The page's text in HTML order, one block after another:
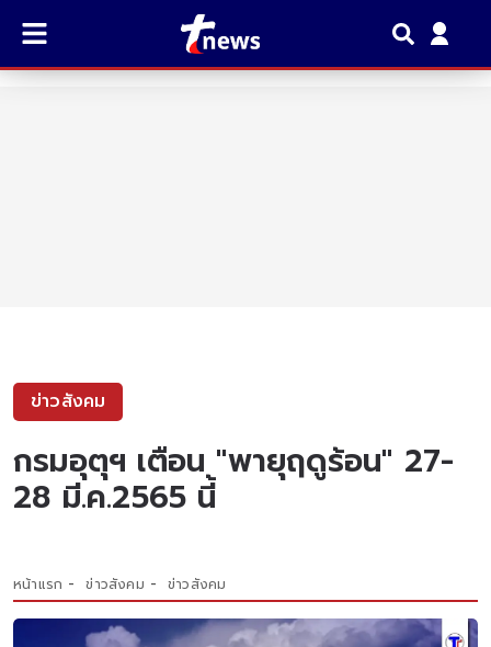
ข่าวสังคม
กรมอุตุฯ เตือน "พายุฤดูร้อน" 27-
28 มี.ค.2565 นี้
หน้าแรก ข่าวสังคม ข่าวสังคม